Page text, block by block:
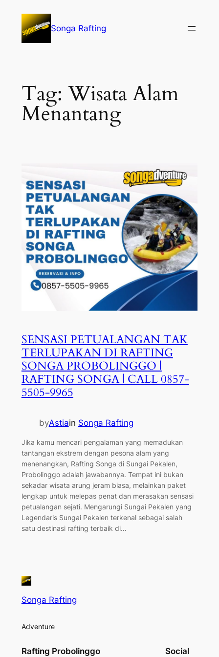
konten
Songa Rafting
Tag:Wisata Alam
Menantang
SENSASI PETUALANGAN TAK
TERLUPAKAN DI RAFTING
SONGA PROBOLINGGO |
RAFTING SONGA | CALL 0857-
5505-9965
byAstiain Songa Rafting
Jika kamu mencari pengalaman yang memadukan
tantangan ekstrem dengan pesona alam yang
menenangkan, Rafting Songa di Sungai Pekalen,
Probolinggo adalah jawabannya. Tempat ini bukan
sekadar wisata arung jeram biasa, melainkan paket
lengkap untuk melepas penat dan merasakan sensasi
petualangan sejati. Mengarungi Sungai Pekalen yang
Legendaris Sungai Pekalen terkenal sebagai salah
satu destinasi rafting terbaik di…
Songa Rafting
Adventure
Rafting Probolinggo Social